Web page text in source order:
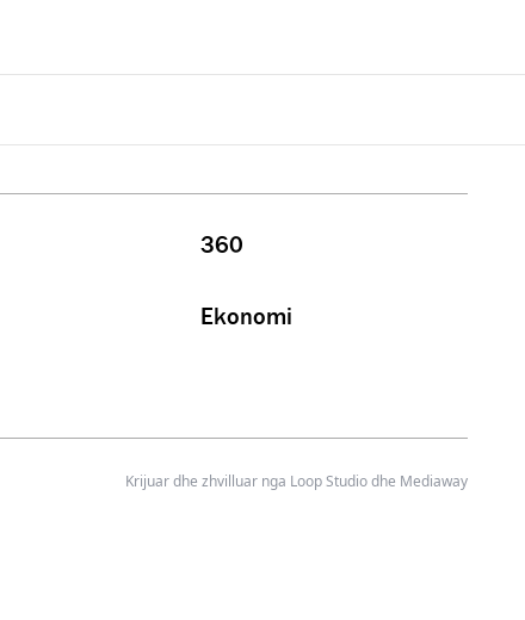
360
Ekonomi
Krijuar dhe zhvilluar nga Loop Studiodhe Mediaway